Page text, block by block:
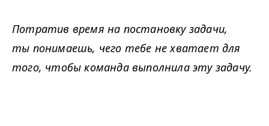
Потратив время на постановку задачи,
ты понимаешь, чего тебе не хватает для
того, чтобы команда выполнила эту задачу.